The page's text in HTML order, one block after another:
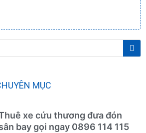
MỤC
xe cứu thương đưa đón
bay gọi ngay 0896 114 115